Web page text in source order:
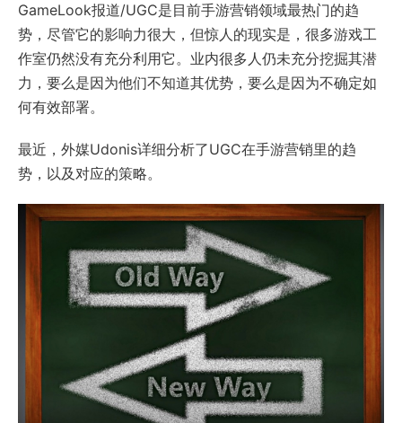
GameLook报道/UGC是目前手游营销领域最热门的趋
势，尽管它的影响力很大，但惊人的现实是，很多游戏工
作室仍然没有充分利用它。业内很多人仍未充分挖掘其潜
力，要么是因为他们不知道其优势，要么是因为不确定如
何有效部署。
最近，外媒Udonis详细分析了UGC在手游营销里的趋
势，以及对应的策略。